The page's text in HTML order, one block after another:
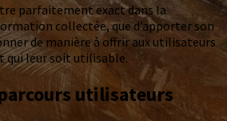
parfaitement exact dans la
collectée, que d’apporter son
de manière à offrir aux utilisateurs
qui leur soit utilisable.
utilisateurs